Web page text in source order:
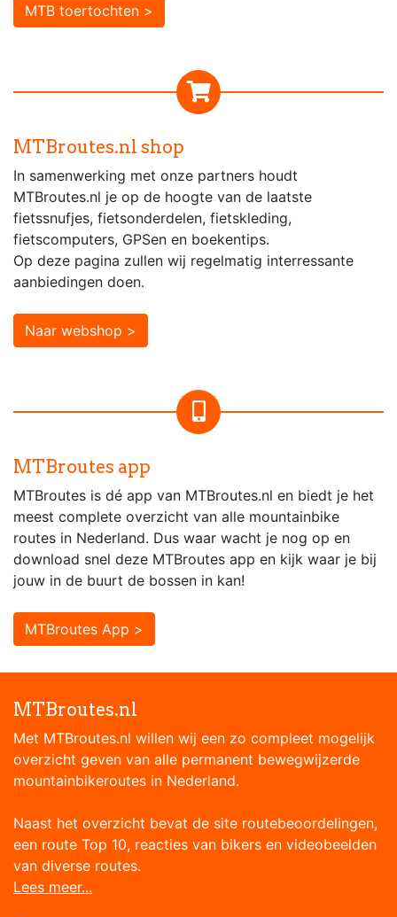
MTB toertochten >
MTBroutes.nl shop
In samenwerking met onze partners houdt
MTBroutes.nl je op de hoogte van de laatste
fietssnufjes, fietsonderdelen, fietskleding,
fietscomputers, GPSen en boekentips.
Op deze pagina zullen wij regelmatig interressante
aanbiedingen doen.
Naar webshop >
MTBroutes app
MTBroutes is dé app van MTBroutes.nl en biedt je het
meest complete overzicht van alle mountainbike
routes in Nederland. Dus waar wacht je nog op en
download snel deze MTBroutes app en kijk waar je bij
jouw in de buurt de bossen in kan!
MTBroutes App >
MTBroutes.nl
Met MTBroutes.nl willen wij een zo compleet mogelijk
overzicht geven van alle permanent bewegwijzerde
mountainbikeroutes in Nederland.
Naast het overzicht bevat de site routebeoordelingen,
een route Top 10, reacties van bikers en videobeelden
van diverse routes.
Lees meer...